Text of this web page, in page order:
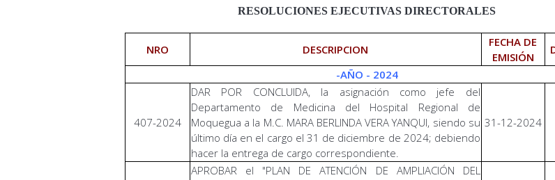
RESOLUCIONES EJECUTIVAS DIRECTORALES
NRO DESCRIPCION
FECHA DE
EMISIÓN
-AÑO - 2024
407-2024
DAR POR CONCLUIDA, la asignación como jefe del
Departamento de Medicina del Hospital Regional de
Moquegua a la M.C. MARA BERLINDA VERA YANQUI, siendo su
último día en el cargo el 31 de diciembre de 2024; debiendo
hacer la entrega de cargo correspondiente.
31-12-2024
APROBAR el "PLAN DE ATENCIÓN DE AMPLIACIÓN DEL